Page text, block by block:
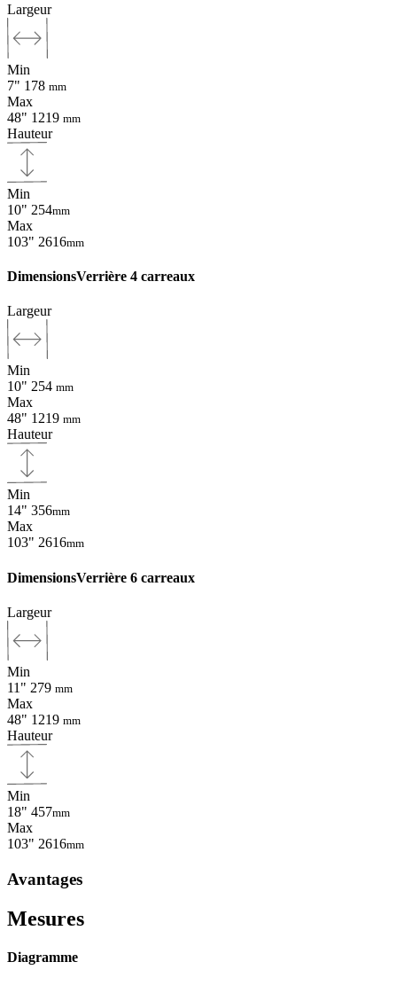
Largeur
Min
7" 178 mm
Max
48" 1219 mm
Hauteur
Min
10" 254mm
Max
103" 2616mm
DimensionsVerrière 4 carreaux
Largeur
Min
10" 254 mm
Max
48" 1219 mm
Hauteur
Min
14" 356mm
Max
103" 2616mm
DimensionsVerrière 6 carreaux
Largeur
Min
11" 279 mm
Max
48" 1219 mm
Hauteur
Min
18" 457mm
Max
103" 2616mm
Avantages
Mesures
Diagramme